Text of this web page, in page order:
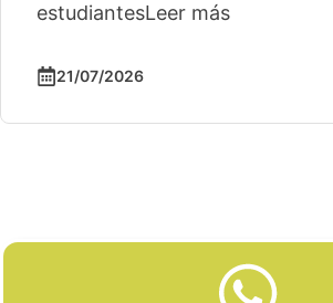
estudiantesLeer más
21/07/2026